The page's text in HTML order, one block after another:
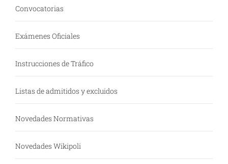
Convocatorias
Exámenes Oficiales
Instrucciones de Tráfico
Listas de admitidos y excluidos
Novedades Normativas
Novedades Wikipoli